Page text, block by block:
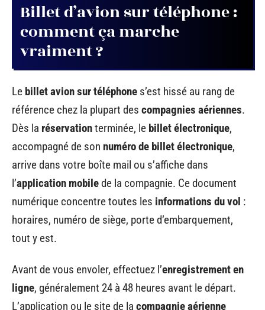
Billet d’avion sur téléphone :
comment ça marche
vraiment ?
Le billet avion sur téléphone s’est hissé au rang de
référence chez la plupart des compagnies aériennes.
Dès la réservationterminée, le billet électronique,
accompagné de son numéro de billet électronique,
arrive dans votre boîte mail ou s’affiche dans
l’application mobilede la compagnie. Ce document
numérique concentre toutes les informations du vol :
horaires, numéro de siège, porte d’embarquement,
tout y est.
Avant de vous envoler, effectuez l’enregistrement en
ligne, généralement 24 à 48 heures avant le départ.
L’application ou le site de la compagnie aérienne